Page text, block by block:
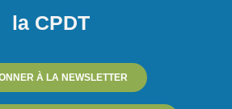
la CPDT
À LA NEWSLETTER